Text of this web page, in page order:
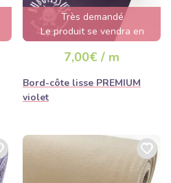
Très demandé
Le produit se vendra en
quelques heures
7,00€ / m
Bord-côte lisse PREMIUM
violet